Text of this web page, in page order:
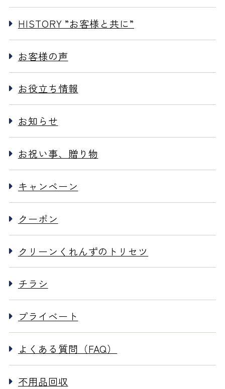
HISTORY ”お客様と共に”
お客様の声
お役立ち情報
お知らせ
お祝い事、贈り物
キャンペーン
クーポン
クリーンくれんずのトリセツ
チラシ
プライベート
よくある質問（FAQ）
不用品回収